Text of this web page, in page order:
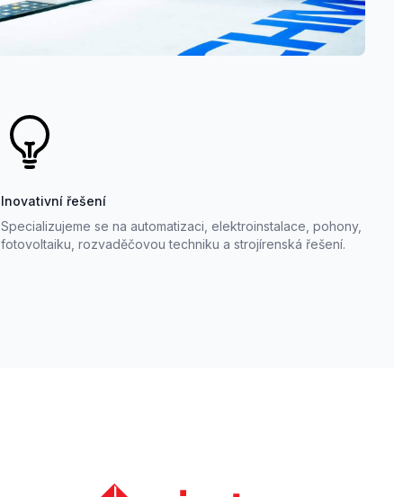
Inovativní řešení
Specializujeme se na automatizaci, elektroinstalace, pohony,
fotovoltaiku, rozvaděčovou techniku a strojírenská řešení.